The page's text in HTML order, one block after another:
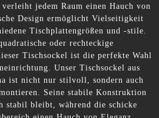
jedem Raum einen Hauch von
Design ermöglicht Vielseitigkeit
Tischplattengrößen und -stile.
oder rechteckige
Tischsockel ist die perfekte Wahl
Unser Tischsockel aus
ist nicht nur stilvoll, sondern auch
Seine stabile Konstruktion
stabil bleibt, während die schicke